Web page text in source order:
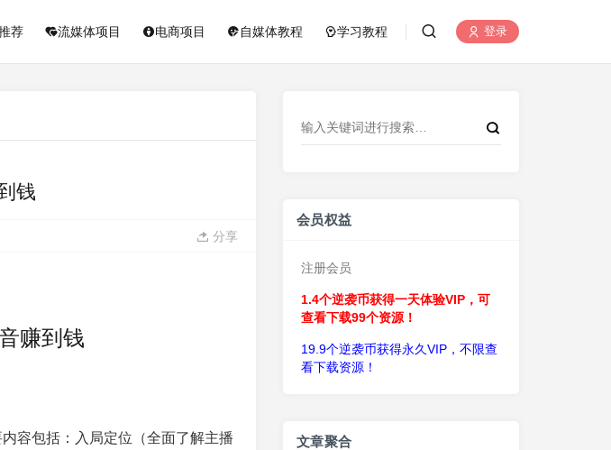
荐 流媒体项目 电商项目 自媒体教程 学习教程 登录
钱
分享
赚到钱
容包括：入局定位（全面了解主播
会员权益
注册会员
1.4个逆袭币获得一天体验VIP，可
查看下载99个资源！
19.9个逆袭币获得永久VIP，不限查
看下载资源！
文章聚合